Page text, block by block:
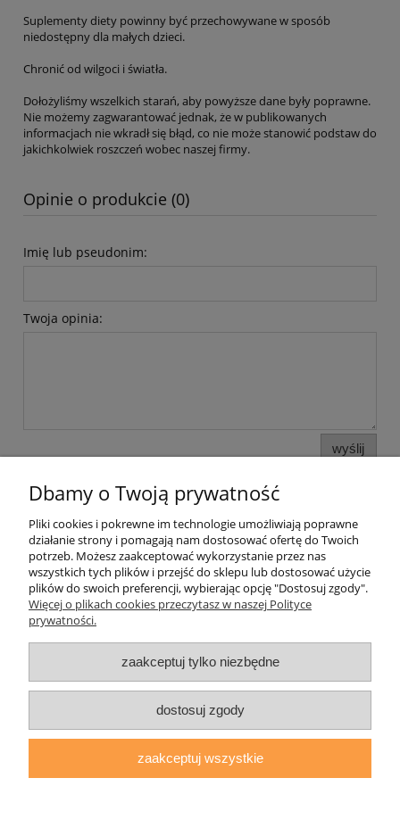
Suplementy diety powinny być przechowywane w sposób
niedostępny dla małych dzieci.
Chronić od wilgoci i światła.
Dołożyliśmy wszelkich starań, aby powyższe dane były poprawne.
Nie możemy zagwarantować jednak, że w publikowanych
informacjach nie wkradł się błąd, co nie może stanowić podstaw do
jakichkolwiek roszczeń wobec naszej firmy.
Opinie o produkcie (0)
Imię lub pseudonim:
Twoja opinia:
wyślij
Pomoc
Moje konto
Informacje
O nas
ul. Grodzka Nr 23, 67-200 Głogów | woj. dolnośląskie
| tel.: 513093168 | email:sklep@daryziol.pl| NIP: 6921579498 |
Dbamy o Twoją prywatność
Pliki cookies i pokrewne im technologie umożliwiają poprawne
działanie strony i pomagają nam dostosować ofertę do Twoich
potrzeb. Możesz zaakceptować wykorzystanie przez nas
wszystkich tych plików i przejść do sklepu lub dostosować użycie
plików do swoich preferencji, wybierając opcję "Dostosuj zgody".
Więcej o plikach cookies przeczytasz w naszej Polityce
prywatności.
zaakceptuj tylko niezbędne
dostosuj zgody
zaakceptuj wszystkie